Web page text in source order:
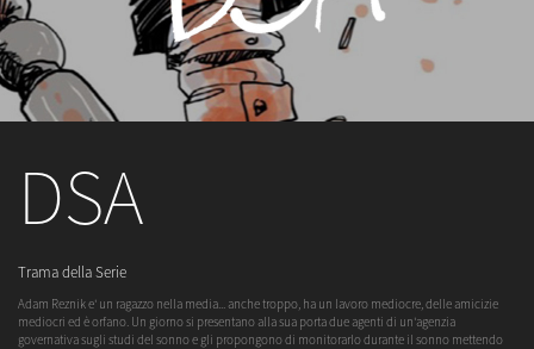
DSA
Trama della Serie
Adam Reznik e' un ragazzo nella media... anche troppo, ha un lavoro mediocre, delle amicizie
mediocri ed è orfano. Un giorno si presentano alla sua porta due agenti di un'agenzia
governativa sugli studi del sonno e gli propongono di monitorarlo durante il sonno mettendo